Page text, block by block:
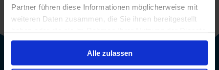
Partner führen diese Informationen möglicherweise mit
weiteren Daten zusammen, die Sie ihnen bereitgestellt
gesammelt haben.
Alle zulassen